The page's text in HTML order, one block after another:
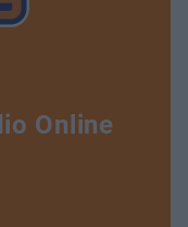
Online